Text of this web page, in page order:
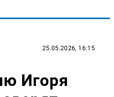
25.05.2026, 16:15
Игоря